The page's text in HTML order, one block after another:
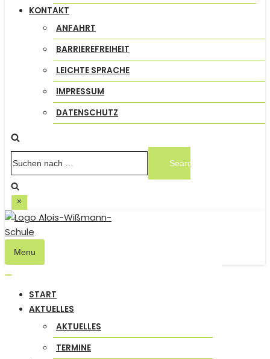
KONTAKT
ANFAHRT
BARRIEREFREIHEIT
LEICHTE SPRACHE
IMPRESSUM
DATENSCHUTZ
Suchen
nach …
Menu
Navigation
umschalten
START
AKTUELLES
AKTUELLES
TERMINE